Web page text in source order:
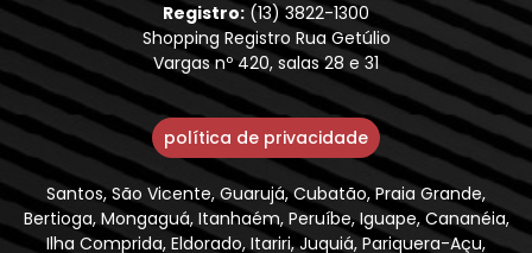
Registro:(13) 3822-1300
Shopping Registro Rua Getúlio
Vargas nº 420, salas 28 e 31
política de privacidade
Santos, São Vicente, Guarujá, Cubatão, Praia Grande,
Bertioga, Mongaguá, Itanhaém, Peruíbe, Iguape, Cananéia,
Ilha Comprida, Eldorado, Itariri, Juquiá, Pariquera-Açu,